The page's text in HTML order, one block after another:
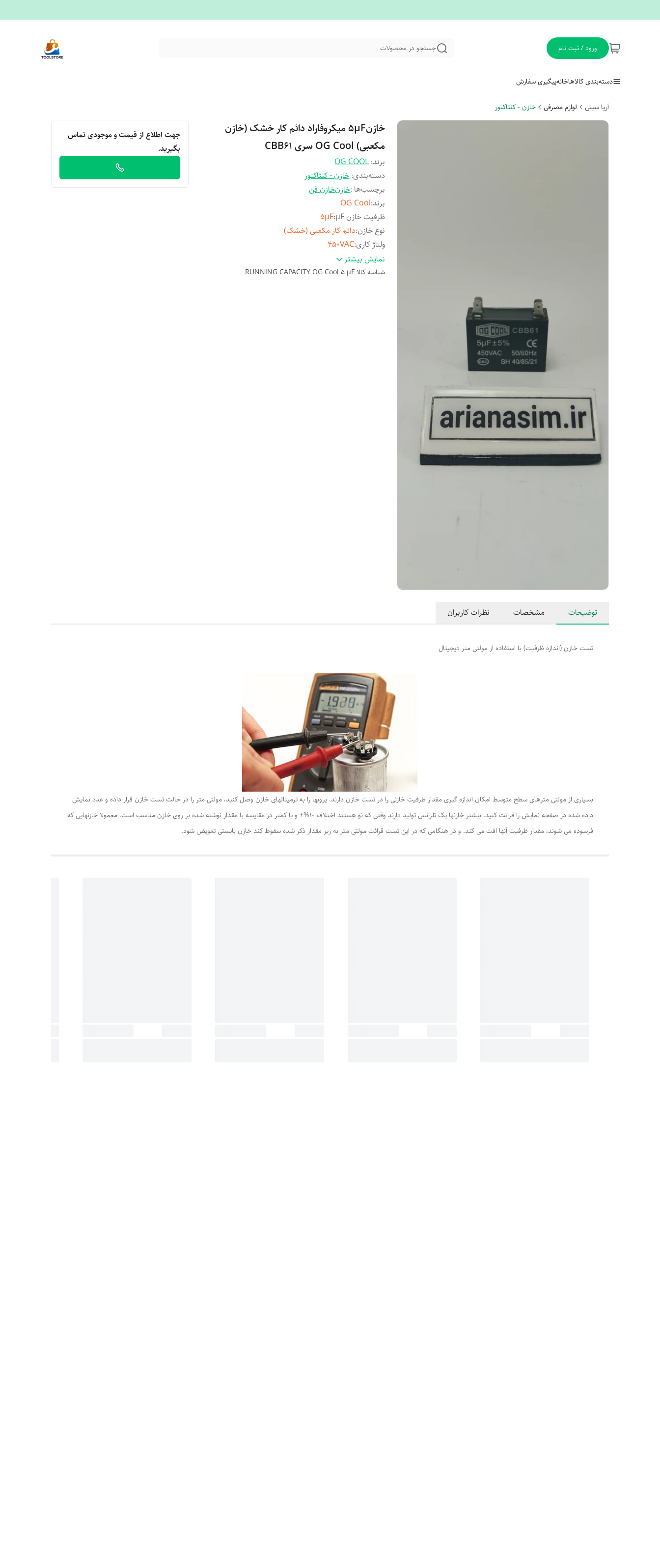
ورود / ثبت نام جستجو در محصولات
دسته‌بندی کالاهاخانهپیگیری سفارش
آریا سیتی لوازم مصرفی خازن - کنتاکتور
خازن۵µF میکروفاراد دائم کار خشک (خازن
مکعبی) OG Cool سری CBB61
برند:OG COOL
دسته‌بندی:خازن - کنتاکتور
برچسب‌ها :خازنخازن فن
برند:
OG Cool
ظرفیت خازن µF
:۵µF
نوع خازن:دائم کار مکعبی (خشک)
ولتاژ کاری:
450VAC
محدوده دمای
کاری:
سانتیگراد
نمایش بیشتر
شناسه کالا RUNNING CAPACITY OG Cool ۵ µF
جهت اطلاع از قیمت و موجودی تماس
بگیرید.
توضیحات مشخصات نظرات کاربران
تست خازن (اندازه ظرفیت) با استفاده از مولتی متر دیجیتال
بسیاری از مولتی­ مترهای سطح متوسط امکان اندازه­ گیری مقدار ظرفیت خازنی را در تست خازن دارند. پروبها را به ترمینالهای خازن وصل کنید، مولتی متر را در حالت تست خازن قرار داده و عدد نمایش
داده شده در صفحه نمایش را قرائت کنید. بیشتر خازنها یک تلرانس تولید دارند وقتی که نو هستند اختلاف ۱۰%± و یا کمتر در مقایسه با مقدار نوشته شده بر روی خازن مناسب است. معمولا خازنهایی که
فرسوده می ­شوند، مقدار ظرفیت آنها افت می­ کند. و در هنگامی که در این تست قرائت مولتی متر به زیر مقدار ذکر شده سقوط کند خازن بایستی تعویض شود.